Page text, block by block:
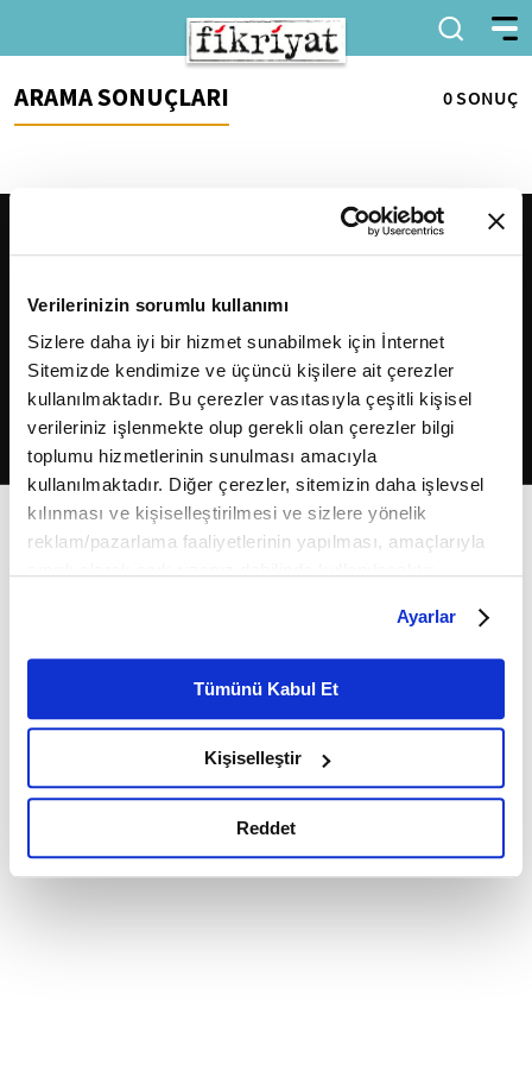
Verilerinizin sorumlu kullanımı
Sizlere daha iyi bir hizmet sunabilmek için İnternet
Sitemizde kendimize ve üçüncü kişilere ait çerezler
kullanılmaktadır. Bu çerezler vasıtasıyla çeşitli kişisel
verileriniz işlenmekte olup gerekli olan çerezler bilgi
toplumu hizmetlerinin sunulması amacıyla
kullanılmaktadır. Diğer çerezler, sitemizin daha işlevsel
kılınması ve kişiselleştirilmesi ve sizlere yönelik
reklam/pazarlama faaliyetlerinin yapılması, amaçlarıyla
belirleyebilirsiniz. Çerezlere ilişkin detaylı bilgi için
Ayarlar butonuna tıklayabilir,Çerez Bilgilendirme
Metnimizi ziyaret edebilirsiniz.
6698 sayılı Kişisel Verilerin Korunması Kanunu uyarınca
okumak ve sitemizi ziyaretiniz kapsamında
gerçekleştirilen veri işleme faaliyetleri ile ilgili daha
detaylı bilgi almak için lütfentıklayınız.
Ayarlar
Tümünü Kabul Et
Kişiselleştir
Reddet
ARAMA SONUÇLARI 0 SONUÇ
2026Fikriyat. Tüm hakları saklıdır.